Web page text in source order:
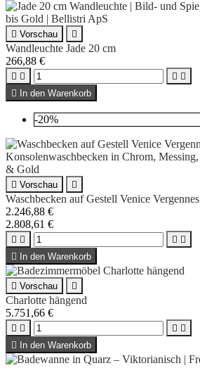
 Vorschau 
Wandleuchte Jade 20 cm
266,88 €
   
 In den Warenkorb
-20%
 Vorschau 
Waschbecken auf Gestell Venice Vergennes
2.246,88 €
2.808,61 €
   
 In den Warenkorb
 Vorschau 
Charlotte hängend
5.751,66 €
   
 In den Warenkorb